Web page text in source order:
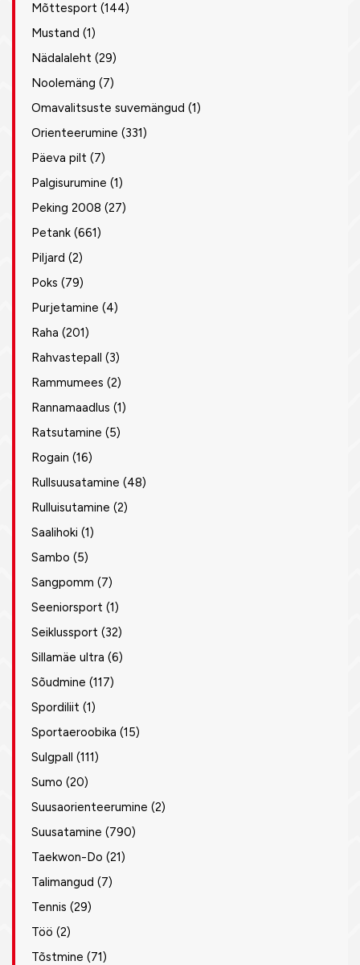
Mõttesport (144)
Mustand (1)
Nädalaleht (29)
Noolemäng (7)
Omavalitsuste suvemängud (1)
Orienteerumine (331)
Päeva pilt (7)
Palgisurumine (1)
Peking 2008 (27)
Petank (661)
Piljard (2)
Poks (79)
Purjetamine (4)
Raha (201)
Rahvastepall (3)
Rammumees (2)
Rannamaadlus (1)
Ratsutamine (5)
Rogain (16)
Rullsuusatamine (48)
Rulluisutamine (2)
Saalihoki (1)
Sambo (5)
Sangpomm (7)
Seeniorsport (1)
Seiklussport (32)
Sillamäe ultra (6)
Sõudmine (117)
Spordiliit (1)
Sportaeroobika (15)
Sulgpall (111)
Sumo (20)
Suusaorienteerumine (2)
Suusatamine (790)
Taekwon-Do (21)
Talimangud (7)
Tennis (29)
Töö (2)
Tõstmine (71)